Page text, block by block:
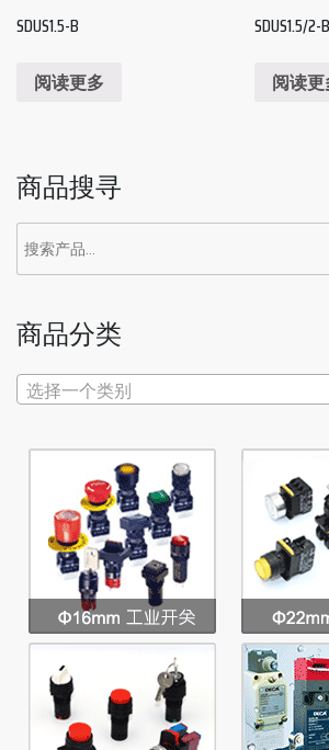
SDUS1.5-B
阅读更多
SDUS1.5/2-B
阅读更
商品搜寻
商品分类
选择一个类别